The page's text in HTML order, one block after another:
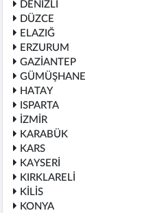
DENİZLİ
DÜZCE
ELAZIĞ
ERZURUM
GAZİANTEP
GÜMÜŞHANE
HATAY
ISPARTA
İZMİR
KARABÜK
KARS
KAYSERİ
KIRKLARELİ
KİLİS
KONYA